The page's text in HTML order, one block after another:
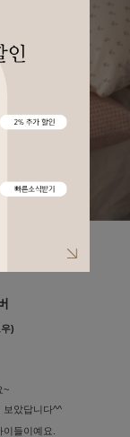
)
~
보았답니다^^
들이예요.